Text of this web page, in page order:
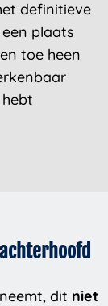
definitieve
plaats
toe heen
dit niet